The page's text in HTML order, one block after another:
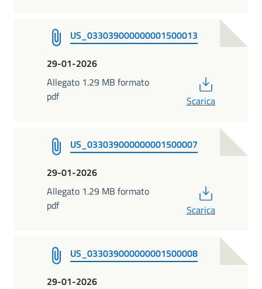
US_033039000000001500013
29-01-2026
Allegato 1.29 MB formato
pdf
Scarica
US_033039000000001500007
29-01-2026
Allegato 1.29 MB formato
pdf
Scarica
US_033039000000001500008
29-01-2026